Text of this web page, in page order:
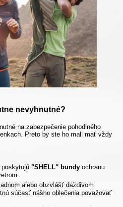
nevyhnutné?
na zabezpečenie pohodlného
Preto by ste ho mali mať vždy
"SHELL" bundy ochranu
alebo obzvlášť daždivom
súčasť nášho oblečenia považovať